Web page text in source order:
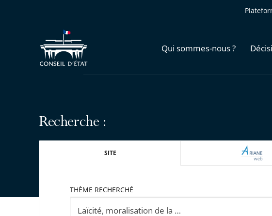
Qui sommes-nous ?
Recherche :
SITE
THÈME RECHERCHÉ